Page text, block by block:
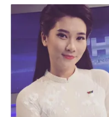
THỜI BÁO VTV
Theo dõi báo trên
Cơ quan chủ quản:
Đài